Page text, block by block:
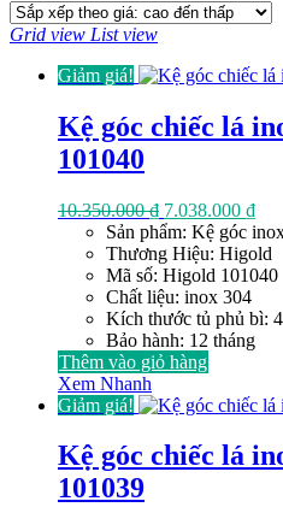
xếp
cao
thấp
Grid view List view
Giảm giá!
Kệ góc chiếc lá
101040
10.350.000₫ Giá
gốc
là:
10.350.000 ₫.
7.038.000 ₫Giá
tại
là:
Sản phẩm: Kệ góc
Thương Hiệu: Higold
Mã số: Higold 101040
Chất liệu: inox 304
Kích thước tủ phủ bì:
Bảo hành: 12 tháng
Thêm vào giỏ hàng
Xem Nhanh
Giảm giá!
Kệ góc chiếc lá
101039